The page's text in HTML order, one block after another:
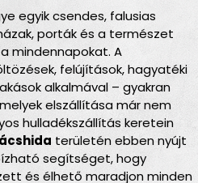
egyik csendes, falusias
porták és a természet
mindennapokat. A
felújítások, hagyatéki
alkalmával – gyakran
elszállítása már nem
hulladékszállítás keretein
területén ebben nyújt
segítséget, hogy
és élhető maradjon minden